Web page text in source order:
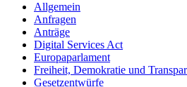
Allgemein
Anfragen
Anträge
Digital Services Act
Europaparlament
Freiheit, Demokratie und
Gesetzentwürfe